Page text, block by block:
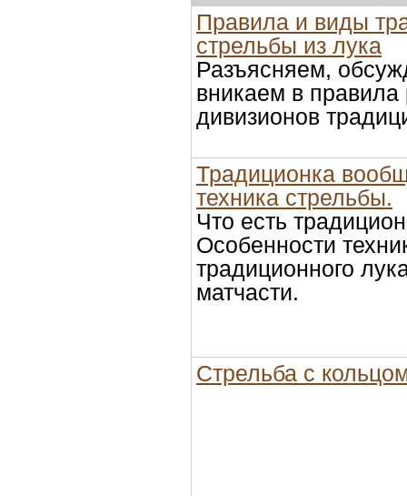
Правила и виды
стрельбы из лука
Разъясняем,
вникаем в правила
дивизионов
Традиционка
техника стрельбы.
Что есть
Особенности
традиционного
матчасти.
Стрельба с